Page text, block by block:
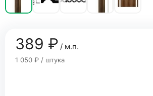
389 ₽/ м.п.
1 050 ₽ / штука